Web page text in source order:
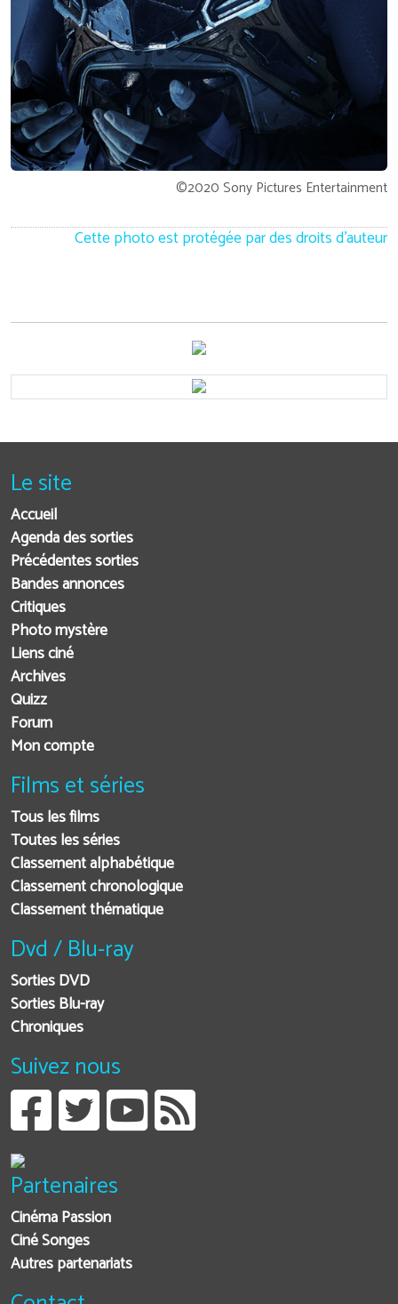
©2020 Sony Pictures Entertainment
Cette photo est protégée par des droits d'auteur
Le site
Accueil
Agenda des sorties
Précédentes sorties
Bandes annonces
Critiques
Photo mystère
Liens ciné
Archives
Quizz
Forum
Mon compte
Films et séries
Tous les films
Toutes les séries
Classement alphabétique
Classement chronologique
Classement thématique
Dvd / Blu-ray
Sorties DVD
Sorties Blu-ray
Chroniques
Suivez nous
Partenaires
Cinéma Passion
Ciné Songes
Autres partenariats